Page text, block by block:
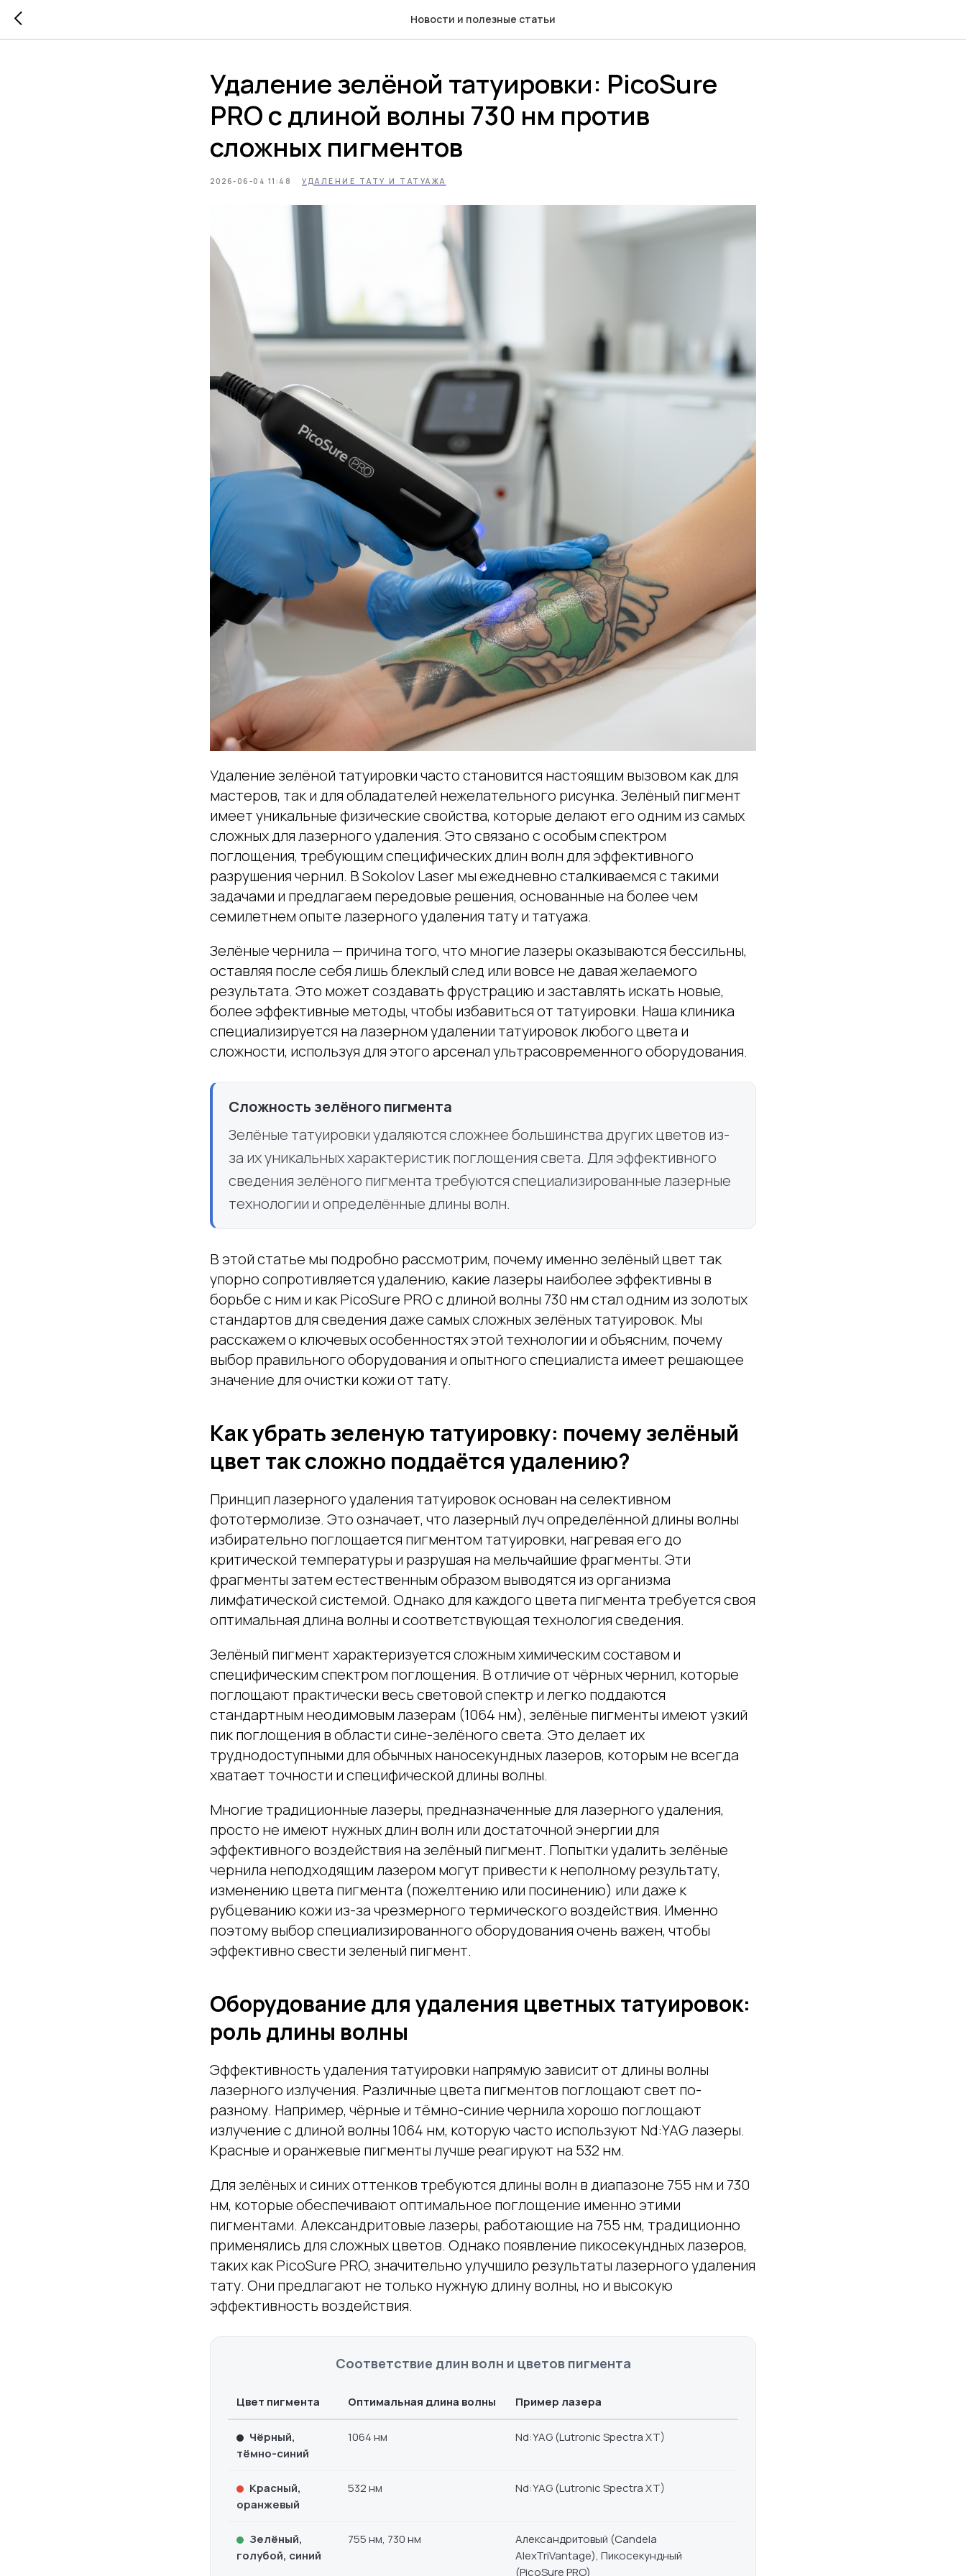
Новости и полезные статьи
Удаление зелёной татуировки: PicoSure
PRO с длиной волны 730 нм против
сложных пигментов
2026-06-04 11:48 УДАЛЕНИЕ ТАТУ И ТАТУАЖА
Удаление зелёной татуировки часто становится настоящим вызовом как для
мастеров, так и для обладателей нежелательного рисунка. Зелёный пигмент
имеет уникальные физические свойства, которые делают его одним из самых
сложных для лазерного удаления. Это связано с особым спектром
поглощения, требующим специфических длин волн для эффективного
разрушения чернил. В Sokolov Laser мы ежедневно сталкиваемся с такими
задачами и предлагаем передовые решения, основанные на более чем
семилетнем опыте лазерного удаления тату и татуажа.
Зелёные чернила — причина того, что многие лазеры оказываются бессильны,
оставляя после себя лишь блеклый след или вовсе не давая желаемого
результата. Это может создавать фрустрацию и заставлять искать новые,
более эффективные методы, чтобы избавиться от татуировки. Наша клиника
специализируется на лазерном удалении татуировок любого цвета и
сложности, используя для этого арсенал ультрасовременного оборудования.
Сложность зелёного пигмента
Зелёные татуировки удаляются сложнее большинства других цветов из-
за их уникальных характеристик поглощения света. Для эффективного
сведения зелёного пигмента требуются специализированные лазерные
технологии и определённые длины волн.
В этой статье мы подробно рассмотрим, почему именно зелёный цвет так
упорно сопротивляется удалению, какие лазеры наиболее эффективны в
борьбе с ним и как PicoSure PRO с длиной волны 730 нм стал одним из золотых
стандартов для сведения даже самых сложных зелёных татуировок. Мы
расскажем о ключевых особенностях этой технологии и объясним, почему
выбор правильного оборудования и опытного специалиста имеет решающее
значение для очистки кожи от тату.
Как убрать зеленую татуировку: почему зелёный
цвет так сложно поддаётся удалению?
Принцип лазерного удаления татуировок основан на селективном
фототермолизе. Это означает, что лазерный луч определённой длины волны
избирательно поглощается пигментом татуировки, нагревая его до
критической температуры и разрушая на мельчайшие фрагменты. Эти
фрагменты затем естественным образом выводятся из организма
лимфатической системой. Однако для каждого цвета пигмента требуется своя
оптимальная длина волны и соответствующая технология сведения.
Зелёный пигмент характеризуется сложным химическим составом и
специфическим спектром поглощения. В отличие от чёрных чернил, которые
поглощают практически весь световой спектр и легко поддаются
стандартным неодимовым лазерам (1064 нм), зелёные пигменты имеют узкий
пик поглощения в области сине-зелёного света. Это делает их
труднодоступными для обычных наносекундных лазеров, которым не всегда
хватает точности и специфической длины волны.
Многие традиционные лазеры, предназначенные для лазерного удаления,
просто не имеют нужных длин волн или достаточной энергии для
эффективного воздействия на зелёный пигмент. Попытки удалить зелёные
чернила неподходящим лазером могут привести к неполному результату,
изменению цвета пигмента (пожелтению или посинению) или даже к
рубцеванию кожи из-за чрезмерного термического воздействия. Именно
поэтому выбор специализированного оборудования очень важен, чтобы
эффективно свести зеленый пигмент.
Оборудование для удаления цветных татуировок:
роль длины волны
Эффективность удаления татуировки напрямую зависит от длины волны
лазерного излучения. Различные цвета пигментов поглощают свет по-
разному. Например, чёрные и тёмно-синие чернила хорошо поглощают
излучение с длиной волны 1064 нм, которую часто используют Nd:YAG лазеры.
Красные и оранжевые пигменты лучше реагируют на 532 нм.
Для зелёных и синих оттенков требуются длины волн в диапазоне 755 нм и 730
нм, которые обеспечивают оптимальное поглощение именно этими
пигментами. Александритовые лазеры, работающие на 755 нм, традиционно
применялись для сложных цветов. Однако появление пикосекундных лазеров,
таких как PicoSure PRO, значительно улучшило результаты лазерного удаления
тату. Они предлагают не только нужную длину волны, но и высокую
эффективность воздействия.
Соответствие длин волн и цветов пигмента
Цвет пигмента Оптимальная длина волны Пример лазера
Чёрный,
тёмно-синий
1064 нм Nd:YAG (Lutronic Spectra XT)
Красный,
оранжевый
532 нм Nd:YAG (Lutronic Spectra XT)
Зелёный,
голубой, синий
755 нм, 730 нм
Александритовый (Candela
AlexTriVantage), Пикосекундный
(PicoSure PRO)